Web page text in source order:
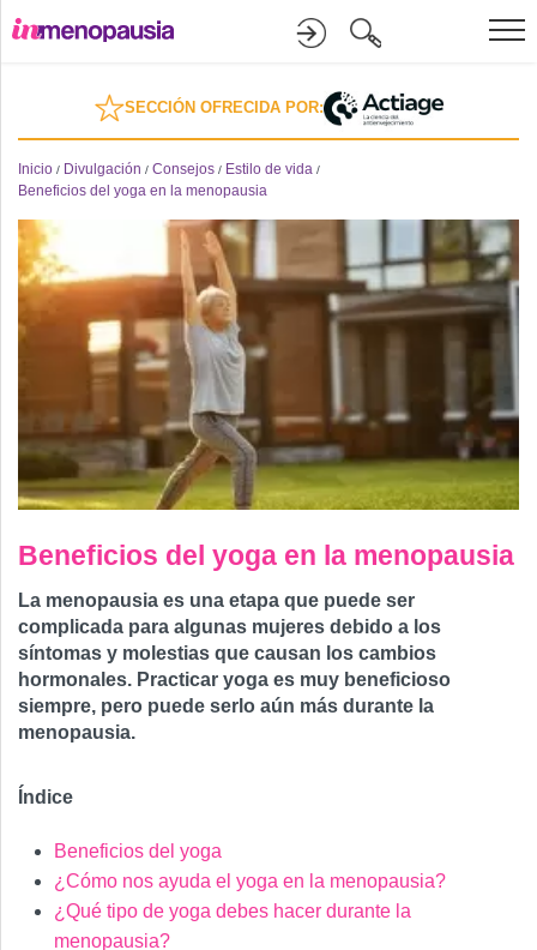
Formación
Online
Divulgación
Recursos
Investigación
SECCIÓN OFRECIDA POR:
Inicio / Divulgación / Consejos / Estilo de vida /
Beneficios del yoga en la menopausia
Beneficios del yoga en la menopausia
La menopausia es una etapa que puede ser
complicada para algunas mujeres debido a los
síntomas y molestias que causan los cambios
hormonales. Practicar yoga es muy beneficioso
siempre, pero puede serlo aún más durante la
menopausia.
Índice
Beneficios del yoga
¿Cómo nos ayuda el yoga en la menopausia?
¿Qué tipo de yoga debes hacer durante la
menopausia?